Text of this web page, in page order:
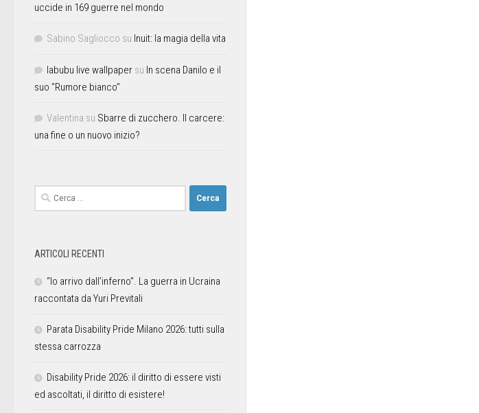
uccide in 169 guerre nel mondo
Sabino Sagliocco su Inuit: la magia della vita
labubu live wallpaper su In scena Danilo e il
suo “Rumore bianco”
Valentina su Sbarre di zucchero. Il carcere:
una fine o un nuovo inizio?
ARTICOLI RECENTI
“Io arrivo dall’inferno”. La guerra in Ucraina
raccontata da Yuri Previtali
Parata Disability Pride Milano 2026: tutti sulla
stessa carrozza
Disability Pride 2026: il diritto di essere visti
ed ascoltati, il diritto di esistere!